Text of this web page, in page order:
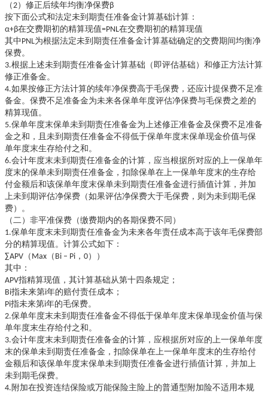
（2）修正后续年均衡净保费β
按下面公式和法定未到期责任准备金计算基础计算：
α+β在交费期初的精算现值=PNL在交费期初的精算现值
其中PNL为根据法定未到期责任准备金计算基础确定的交费期间均衡净
保费。
3.根据上述未到期责任准备金计算基础（即评估基础）和修正方法计算
修正准备金。
4.如果按修正方法计算的续年净保费高于毛保费，还应计提保费不足准
备金。保费不足准备金为未来各保单年度评估净保费与毛保费之差的
精算现值。
5.保单年度末保单未到期责任准备金为上述修正准备金及保费不足准备
金之和，且未到期责任准备金不得低于保单年度末保单现金价值与保
单年度末生存给付之和。
6.会计年度末未到期责任准备金的计算，应当根据所对应的上一保单年
度末的保单未到期责任准备金，扣除保单在上一保单年度末的生存给
付金额后和该保单年度末保单未到期责任准备金进行插值计算，并加
上未到期评估净保费（如果评估净保费大于毛保费，则为未到期毛保
费）。
（二）非平准保费（缴费期内的各期保费不同）
1.保单年度末未到期责任准备金为未来各年责任成本高于该年毛保费部
分的精算现值。计算公式如下：
∑APV（Max（Bi – Pi，0））
其中：
APV指精算现值，其计算基础从第十四条规定；
Bi指未来第i年的赔付责任成本；
Pi指未来第i年的毛保费。
2.保单年度末未到期责任准备金不得低于保单年度末保单现金价值与保
单年度末生存给付之和。
3.会计年度末未到期责任准备金的计算，应根据所对应的上一保单年度
末的保单未到期责任准备金，扣除保单在上一保单年度末的生存给付
金额后和该保单年度末保单未到期责任准备金进行插值计算，并加上
未到期毛保费。
4.附加在投资连结保险或万能保险主险上的普通型附加险不适用本规